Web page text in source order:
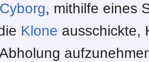
Cyborg, mithilfe eines
Klone ausschickte,